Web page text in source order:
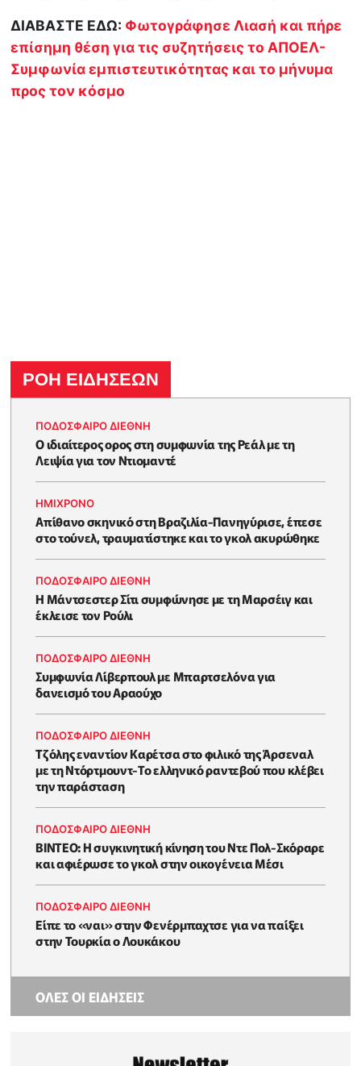
ΔΙΑΒΑΣΤΕ ΕΔΩ: Φωτογράφησε Λιασή και πήρε
επίσημη θέση για τις συζητήσεις το ΑΠΟΕΛ-
Συμφωνία εμπιστευτικότητας και το μήνυμα
προς τον κόσμο
ΡΟΗ ΕΙΔΗΣΕΩΝ
ΠΟΔΟΣΦΑΙΡΟ ΔΙΕΘΝΗ
Ο ιδιαίτερος ορος στη συμφωνία της Ρεάλ με τη
Λειψία για τον Ντιομαντέ
HΜΊΧΡΟΝΟ
Απίθανο σκηνικό στη Βραζιλία-Πανηγύρισε, έπεσε
στο τούνελ, τραυματίστηκε και το γκολ ακυρώθηκε
ΠΟΔΟΣΦΑΙΡΟ ΔΙΕΘΝΗ
Η Μάντσεστερ Σίτι συμφώνησε με τη Μαρσέιγ και
έκλεισε τον Ρούλι
ΠΟΔΟΣΦΑΙΡΟ ΔΙΕΘΝΗ
Συμφωνία Λίβερπουλ με Μπαρτσελόνα για
δανεισμό του Αραούχο
ΠΟΔΟΣΦΑΙΡΟ ΔΙΕΘΝΗ
Τζόλης εναντίον Καρέτσα στο φιλικό της Άρσεναλ
με τη Ντόρτμουντ-Το ελληνικό ραντεβού που κλέβει
την παράσταση
ΠΟΔΟΣΦΑΙΡΟ ΔΙΕΘΝΗ
ΒΙΝΤΕΟ: Η συγκινητική κίνηση του Ντε Πολ-Σκόραρε
και αφιέρωσε το γκολ στην οικογένεια Μέσι
ΠΟΔΟΣΦΑΙΡΟ ΔΙΕΘΝΗ
Είπε το «ναι» στην Φενέρμπαχτσε για να παίξει
στην Τουρκία ο Λουκάκου
ΟΛΕΣ ΟΙ ΕΙΔΗΣΕΙΣ